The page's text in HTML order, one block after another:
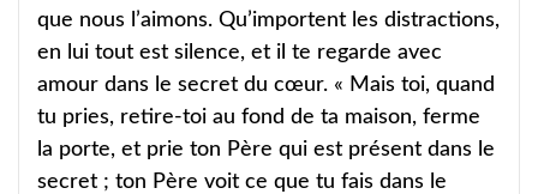
que nous l’aimons. Qu’importent les distractions,
en lui tout est silence, et il te regarde avec
amour dans le secret du cœur. « Mais toi, quand
tu pries, retire-toi au fond de ta maison, ferme
la porte, et prie ton Père qui est présent dans le
secret ; ton Père voit ce que tu fais dans le